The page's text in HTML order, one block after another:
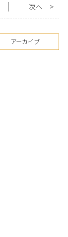
>
次へ
アーカイブ